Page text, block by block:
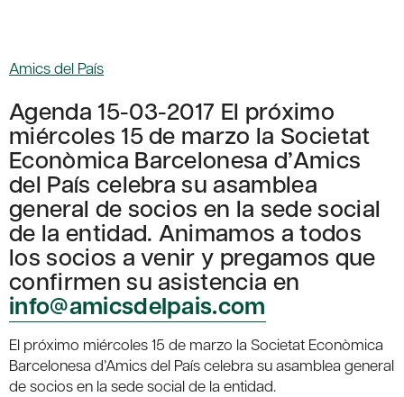
Amics del País
Agenda 15-03-2017 El próximo
miércoles 15 de marzo la Societat
Econòmica Barcelonesa d’Amics
del País celebra su asamblea
general de socios en la sede social
de la entidad. Animamos a todos
los socios a venir y pregamos que
confirmen su asistencia en
info@amicsdelpais.com
El próximo miércoles 15 de marzo la Societat Econòmica
Barcelonesa d’Amics del País celebra su asamblea general
de socios en la sede social de la entidad.